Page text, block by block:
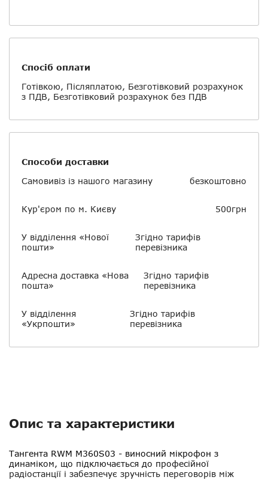
Спосіб оплати
Готівкою, Післяплатою, Безготівковий розрахунок
з ПДВ, Безготівковий розрахунок без ПДВ
Способи доставки
Самовивіз із нашого магазину
безкоштовно
Кур'єром по м. Києву 500грн
У відділення «Нової
пошти»
Згідно тарифів
перевізника
Адресна доставка «Нова
пошта»
Згідно тарифів
перевізника
У відділення
«Укрпошти»
Згідно тарифів
перевізника
Опис та характеристики
Тангента RWM M360S03 - виносний мікрофон з
динаміком, що підключається до професійної
радіостанції і забезпечує зручність переговорів між